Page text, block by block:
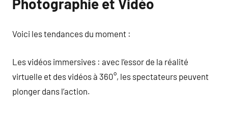
Voici les tendances du moment :
Les vidéos immersives : avec l’essor de la réalité
virtuelle et des vidéos à 360°, les spectateurs peuvent
plonger dans l’action.